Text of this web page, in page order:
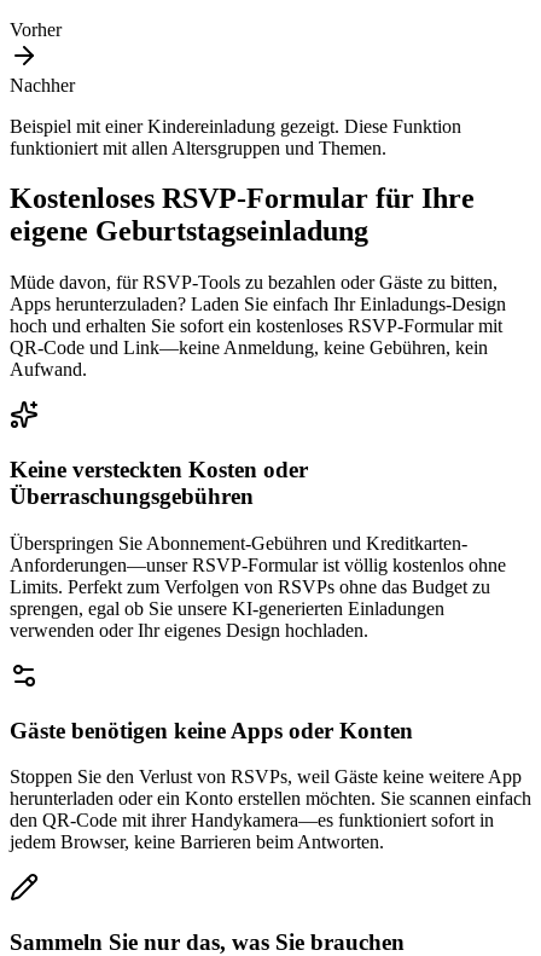
Vorher
Nachher
Beispiel mit einer Kindereinladung gezeigt. Diese Funktion
funktioniert mit allen Altersgruppen und Themen.
Kostenloses RSVP-Formular für Ihre
eigene Geburtstagseinladung
Müde davon, für RSVP-Tools zu bezahlen oder Gäste zu bitten,
Apps herunterzuladen? Laden Sie einfach Ihr Einladungs-Design
hoch und erhalten Sie sofort ein kostenloses RSVP-Formular mit
QR-Code und Link—keine Anmeldung, keine Gebühren, kein
Aufwand.
Keine versteckten Kosten oder
Überraschungsgebühren
Überspringen Sie Abonnement-Gebühren und Kreditkarten-
Anforderungen—unser RSVP-Formular ist völlig kostenlos ohne
Limits. Perfekt zum Verfolgen von RSVPs ohne das Budget zu
sprengen, egal ob Sie unsere KI-generierten Einladungen
verwenden oder Ihr eigenes Design hochladen.
Gäste benötigen keine Apps oder Konten
Stoppen Sie den Verlust von RSVPs, weil Gäste keine weitere App
herunterladen oder ein Konto erstellen möchten. Sie scannen einfach
den QR-Code mit ihrer Handykamera—es funktioniert sofort in
jedem Browser, keine Barrieren beim Antworten.
Sammeln Sie nur das, was Sie brauchen